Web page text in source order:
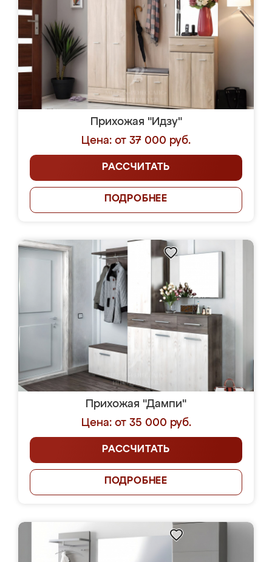
Прихожая "Идзу"
Цена: от 37 000 руб.
РАССЧИТАТЬ
ПОДРОБНЕЕ
Прихожая "Дампи"
Цена: от 35 000 руб.
РАССЧИТАТЬ
ПОДРОБНЕЕ